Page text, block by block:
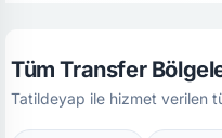
Tüm Transfer
Tatildeyap ile hizmet verilen